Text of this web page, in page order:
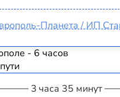
Планета / ИП
- 6 часов
3 часа 35 минут